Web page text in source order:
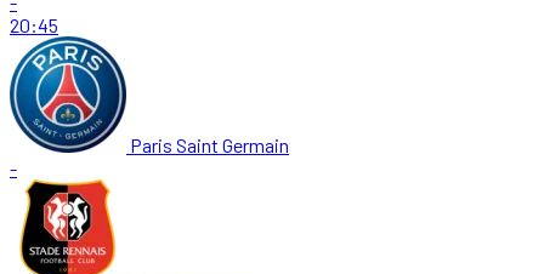
20:45
Paris Saint Germain
-